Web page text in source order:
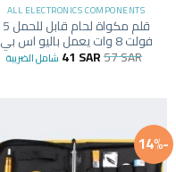
ALL ELECTRONICS COMPONENTS
قلم مكواة لحام قابل للحمل 5
فولت 8 وات يعمل باليو اس بي
57SAR
41 SAR شامل الضريبة
-14%